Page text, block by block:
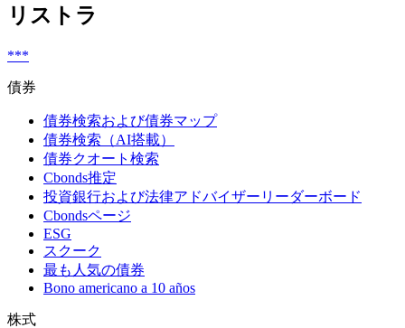
リストラ
***
債券
債券検索および債券マップ
債券検索（AI搭載）
債券クオート検索
Cbonds推定
投資銀行および法律アドバイザーリーダーボード
Cbondsページ
ESG
スクーク
最も人気の債券
Bono americano a 10 años
株式